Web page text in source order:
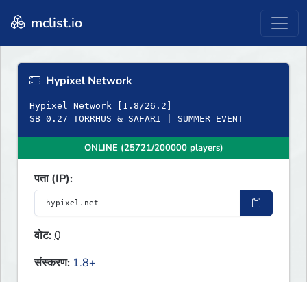
mclist.io
Hypixel Network
Hypixel Network [1.8/26.2]
SB 0.27 TORRHUS & SAFARI | SUMMER EVENT
ONLINE (25721/200000 players)
पता (IP):
वोट:0
संस्करण: 1.8+